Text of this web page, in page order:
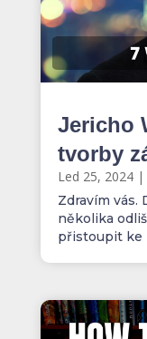
Jericho
tvorby
Led 25, 2024|
Zdravím vás.
několika
přistoupit ke